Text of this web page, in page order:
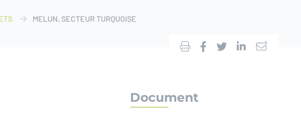
MELUN, SECTEUR TURQUOISE
Document